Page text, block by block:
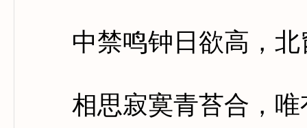
中禁鸣钟日欲高，北
相思寂寞青苔合，唯